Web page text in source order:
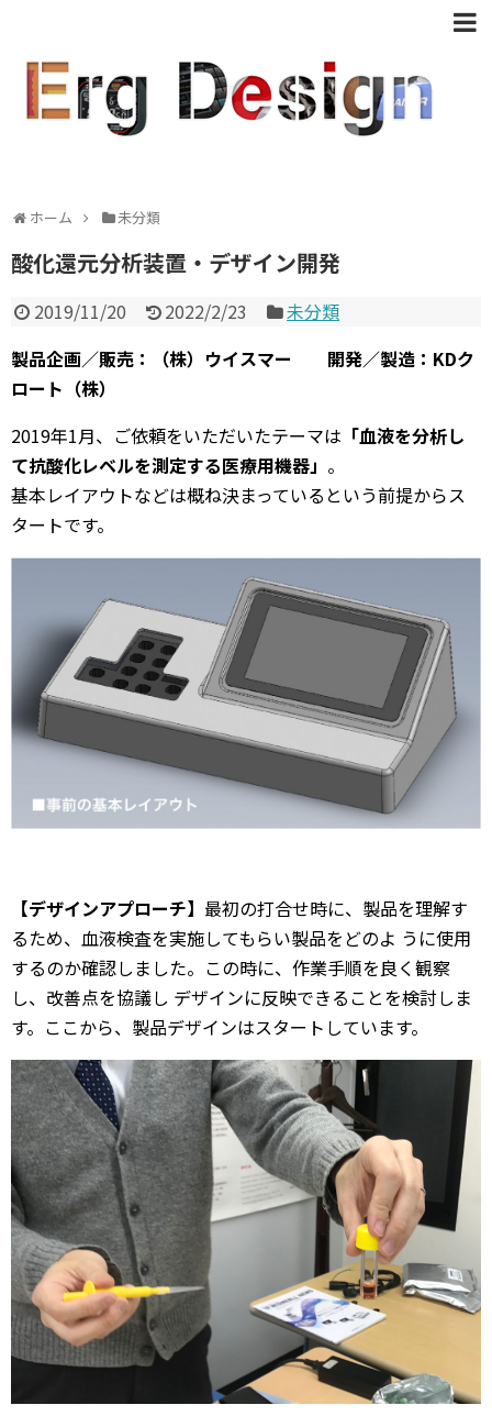
ホーム 未分類
酸化還元分析装置・デザイン開発
2019/11/20 2022/2/23
未分類
製品企画／販売：（株）ウイスマー 開発／製造：KDク
ロート（株）
2019年1月、ご依頼をいただいたテーマは 「血液を分析し
て抗酸化レベルを測定する医療用機器」 。
基本レイアウトなどは概ね決まっているという前提からス
タートです。
【デザインアプローチ】 最初の打合せ時に、製品を理解す
るため、血液検査を実施してもらい製品をどのよ うに使用
するのか確認しました。この時に、作業手順を良く観察
し、改善点を協議し デザインに反映できることを検討しま
す。ここから、製品デザインはスタートしています。